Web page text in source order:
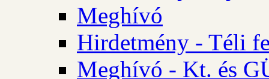
Meghívó
Hirdetmény - Téli
Meghívó - Kt. és